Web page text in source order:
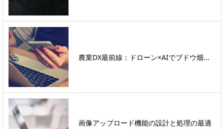
農業DX最前線：ドローン×AIでブドウ畑...
画像アップロード機能の設計と処理の最適